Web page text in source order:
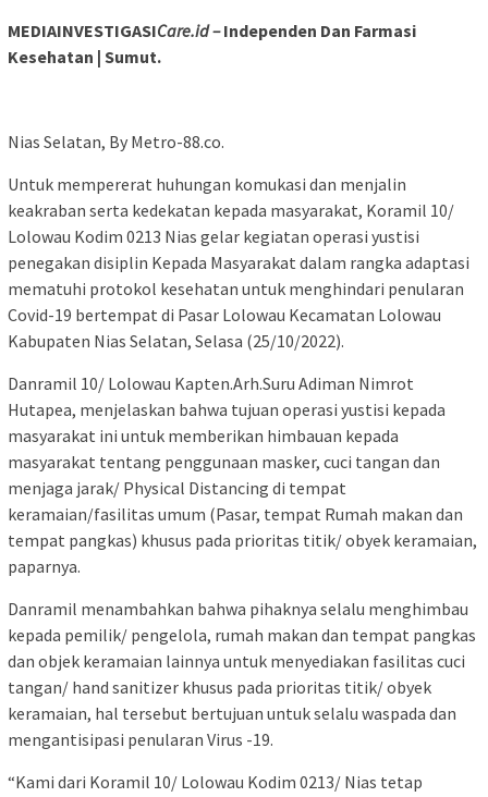
MEDIAINVESTIGASICare.id –Independen Dan Farmasi
Kesehatan | Sumut.
Nias Selatan, By Metro-88.co.
Untuk mempererat huhungan komukasi dan menjalin
keakraban serta kedekatan kepada masyarakat, Koramil 10/
Lolowau Kodim 0213 Nias gelar kegiatan operasi yustisi
penegakan disiplin Kepada Masyarakat dalam rangka adaptasi
mematuhi protokol kesehatan untuk menghindari penularan
Covid-19 bertempat di Pasar Lolowau Kecamatan Lolowau
Kabupaten Nias Selatan, Selasa (25/10/2022).
Danramil 10/ Lolowau Kapten.Arh.Suru Adiman Nimrot
Hutapea, menjelaskan bahwa tujuan operasi yustisi kepada
masyarakat ini untuk memberikan himbauan kepada
masyarakat tentang penggunaan masker, cuci tangan dan
menjaga jarak/ Physical Distancing di tempat
keramaian/fasilitas umum (Pasar, tempat Rumah makan dan
tempat pangkas) khusus pada prioritas titik/ obyek keramaian,
paparnya.
Danramil menambahkan bahwa pihaknya selalu menghimbau
kepada pemilik/ pengelola, rumah makan dan tempat pangkas
dan objek keramaian lainnya untuk menyediakan fasilitas cuci
tangan/ hand sanitizer khusus pada prioritas titik/ obyek
keramaian, hal tersebut bertujuan untuk selalu waspada dan
mengantisipasi penularan Virus -19.
“Kami dari Koramil 10/ Lolowau Kodim 0213/ Nias tetap